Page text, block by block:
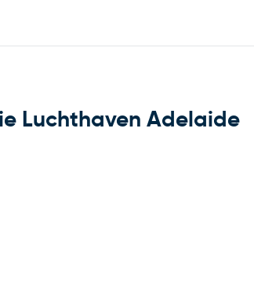
Luchthaven Adelaide